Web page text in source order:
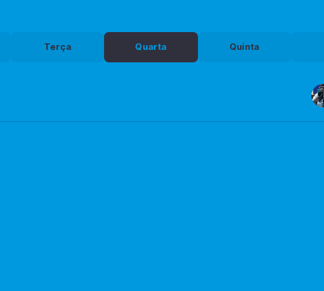
Terça Quarta Quinta